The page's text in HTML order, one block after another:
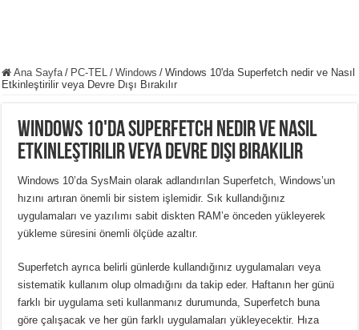
Ana Sayfa / PC-TEL / Windows / Windows 10'da Superfetch nedir ve Nasıl
Etkinleştirilir veya Devre Dışı Bırakılır
Windows 10'da Superfetch nedir ve Nasıl
Etkinleştirilir veya Devre Dışı Bırakılır
Windows 10’da SysMain olarak adlandırılan Superfetch, Windows’un
hızını artıran önemli bir sistem işlemidir. Sık kullandığınız
uygulamaları ve yazılımı sabit diskten RAM’e önceden yükleyerek
yükleme süresini önemli ölçüde azaltır.
Superfetch ayrıca belirli günlerde kullandığınız uygulamaları veya
sistematik kullanım olup olmadığını da takip eder. Haftanın her günü
farklı bir uygulama seti kullanmanız durumunda, Superfetch buna
göre çalışacak ve her gün farklı uygulamaları yükleyecektir. Hıza